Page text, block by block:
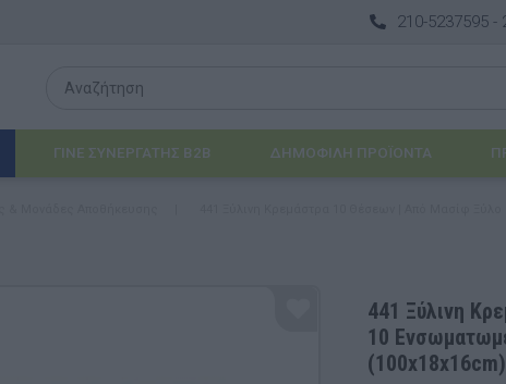
210-5237595 -
ΓΙΝΕ ΣΥΝΕΡΓΑΤΗΣ B2B ΔΗΜΟΦΙΛΉ ΠΡΟΪΌΝΤΑ
441 Ξύλινη
10
(100x18x16cm)